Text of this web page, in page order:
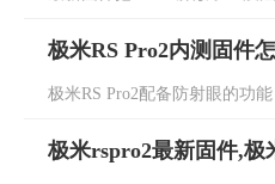
极米RS Pro2内测固件
极米RS Pro2配备防射眼的功
极米rspro2最新固件,极